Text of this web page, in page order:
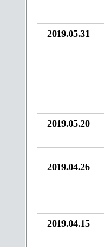
2019.05.31
2019.05.20
2019.04.26
2019.04.15